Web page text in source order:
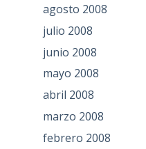
agosto 2008
julio 2008
junio 2008
mayo 2008
abril 2008
marzo 2008
febrero 2008